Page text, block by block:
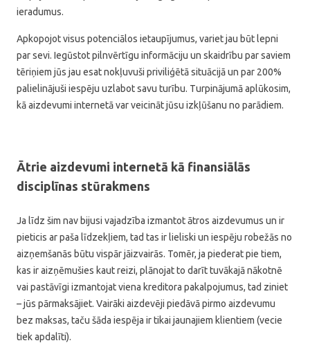
ieradumus.
Apkopojot visus potenciālos ietaupījumus, variet jau būt lepni
par sevi. Iegūstot pilnvērtīgu informāciju un skaidrību par saviem
tēriņiem jūs jau esat nokļuvuši priviliģētā situācijā un par 200%
palielinājuši iespēju uzlabot savu turību. Turpinājumā aplūkosim,
kā aizdevumi internetā var veicināt jūsu izkļūšanu no parādiem.
Ātrie aizdevumi internetā kā finansiālās
disciplīnas stūrakmens
Ja līdz šim nav bijusi vajadzība izmantot ātros aizdevumus un ir
pieticis ar paša līdzekļiem, tad tas ir lieliski un iespēju robežās no
aizņemšanās būtu vispār jāizvairās. Tomēr, ja piederat pie tiem,
kas ir aizņēmušies kaut reizi, plānojat to darīt tuvākajā nākotnē
vai pastāvīgi izmantojat viena kreditora pakalpojumus, tad ziniet
– jūs pārmaksājiet. Vairāki aizdevēji piedāvā pirmo aizdevumu
bez maksas, taču šāda iespēja ir tikai jaunajiem klientiem (vecie
tiek apdalīti).